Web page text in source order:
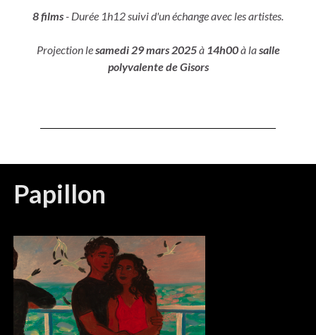
8 films- Durée 1h12 suivi d'un échange avec les artistes.
Projection lesamedi 29 mars 2025à 14h00à lasalle
polyvalente de Gisors
Papillon